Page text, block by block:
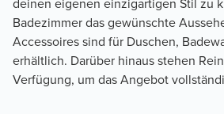
Badezimmer das gewünschte
Accessoires sind für Duschen,
erhältlich. Darüber hinaus stehen
Verfügung, um das Angebot